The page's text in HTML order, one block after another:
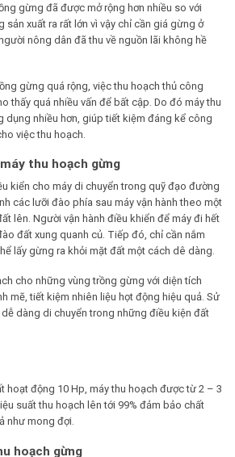
gừng đã được mở rộng hơn nhiều so với
sản xuất ra rất lớn vì vậy chỉ cần giá gừng ở
nông dân đã thu về nguồn lãi không hề
gừng quá rộng, việc thu hoạch thủ công
thấy quá nhiều vấn để bất cập. Do đó máy thu
nhiều hơn, giúp tiết kiệm đáng kể công
việc thu hoạch.
thu hoạch gừng
kiển cho máy di chuyển trong quỹ đạo đường
các lưỡi đào phía sau máy vận hành theo một
lên. Người vận hành điều khiển để máy đi hết
đất xung quanh củ. Tiếp đó, chỉ cần nắm
lấy gừng ra khỏi mặt đất một cách dê dàng.
cho những vùng trồng gừng với diện tích
mẽ, tiết kiệm nhiên liệu họt động hiệu quả. Sử
dàng di chuyển trong những điều kiện đất
hoạt động 10 Hp, máy thu hoạch được từ 2 – 3
suất thu hoạch lên tới 99% đảm bảo chất
như mong đợi.
hoạch gừng